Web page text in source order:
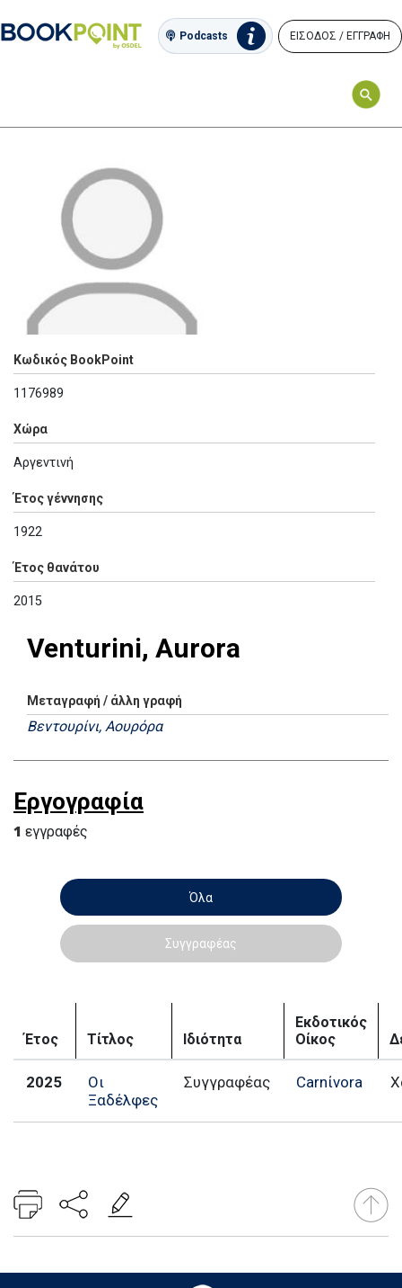
Podcasts ΕΙΣΟΔΟΣ / ΕΓΓΡΑΦΗ
Κωδικός BookPoint
1176989
Χώρα
Αργεντινή
Έτος γέννησης
1922
Έτος θανάτου
2015
Venturini, Aurora
Μεταγραφή / άλλη γραφή
Βεντουρίνι, Αουρόρα
Εργογραφία
1 εγγραφές
Όλα
Συγγραφέας
Έτος Τίτλος Ιδιότητα
Εκδοτικός
Οίκος
2025
Οι
Ξαδέλφες
Συγγραφέας Carnίvora